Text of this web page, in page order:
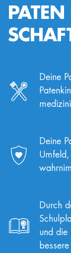
PATEN
Deine
Deine
Durch
und die